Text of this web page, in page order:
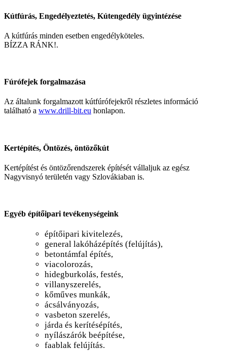
Kútfúrás, Engedélyeztetés, Kútengedély ügyintézése
A kútfúrás minden esetben engedélyköteles.
BÍZZA RÁNK!.
Fúrófejek forgalmazása
Az általunk forgalmazott kútfúrófejekről részletes információ
található a www.drill-bit.eu honlapon.
Kertépítés, Öntözés, öntözőkút
Kertépítést és öntözőrendszerek építését vállaljuk az egész
Nagyvisnyó területén vagy Szlovákiaban is.
Egyéb építőipari tevékenységeink
építőipari kivitelezés,
general lakóházépítés (felújítás),
betontámfal építés,
viacolorozás,
hidegburkolás, festés,
villanyszerelés,
kőműves munkák,
ácsálványozás,
vasbeton szerelés,
járda és kerítésépítés,
nyílászárók beépítése,
faablak felújítás.